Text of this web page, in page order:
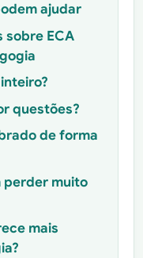
ajudar
sobre ECA
questões?
de forma
perder muito
mais